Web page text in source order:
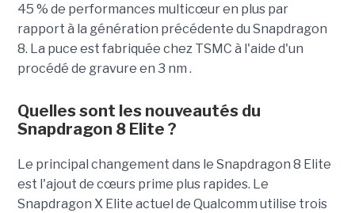
45 % de performances multicœur en plus par
rapport à la génération précédente du Snapdragon
8. La puce est fabriquée chez TSMC à l'aide d'un
procédé de gravure en 3 nm .
Quelles sont les nouveautés du
Snapdragon 8 Elite ?
Le principal changement dans le Snapdragon 8 Elite
est l'ajout de cœurs prime plus rapides. Le
Snapdragon X Elite actuel de Qualcomm utilise trois